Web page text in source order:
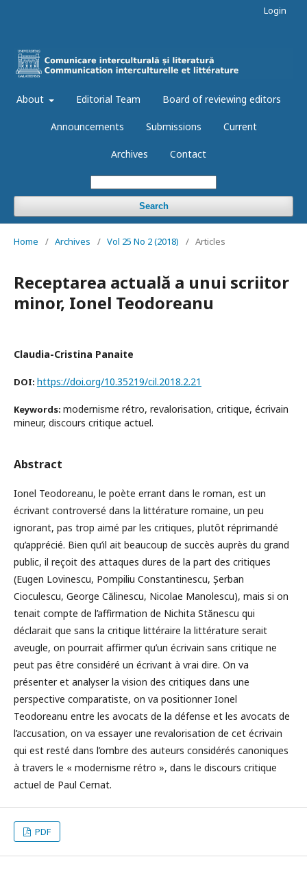
About Editorial Team Board of reviewing editors
Announcements Submissions Current
Archives Contact
Search
Login
Home / Archives / Vol 25 No 2 (2018) / Articles
Receptarea actuală a unui scriitor
minor, Ionel Teodoreanu
Claudia-Cristina Panaite
DOI: https://doi.org/10.35219/cil.2018.2.21
Keywords: modernisme rétro, revalorisation, critique, écrivain
mineur, discours critique actuel.
Abstract
Ionel Teodoreanu, le poète errant dans le roman, est un
écrivant controversé dans la littérature romaine, un peu
ignorant, pas trop aimé par les critiques, plutôt réprimandé
qu’apprécié. Bien qu’il ait beaucoup de succès auprès du grand
public, il reçoit des attaques dures de la part des critiques
(Eugen Lovinescu, Pompiliu Constantinescu, Șerban
Cioculescu, George Călinescu, Nicolae Manolescu), mais si on
tenait compte de l’affirmation de Nichita Stănescu qui
déclarait que sans la critique littéraire la littérature serait
aveugle, on pourrait affirmer qu’un écrivain sans critique ne
peut pas être considéré un écrivant à vrai dire. On va
présenter et analyser la vision des critiques dans une
perspective comparatiste, on va positionner Ionel
Teodoreanu entre les avocats de la défense et les avocats de
l’accusation, on va essayer une revalorisation de cet écrivain
qui est resté dans l’ombre des auteurs considérés canoniques
à travers le « modernisme rétro », dans le discours critique
actuel de Paul Cernat.
PDF